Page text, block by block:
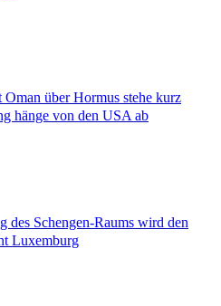
über Hormus stehe kurz
hänge von den USA ab
Schengen-Raums wird den
Luxemburg